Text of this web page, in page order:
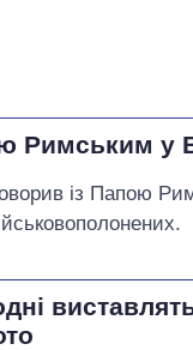
Римським у
із Папою